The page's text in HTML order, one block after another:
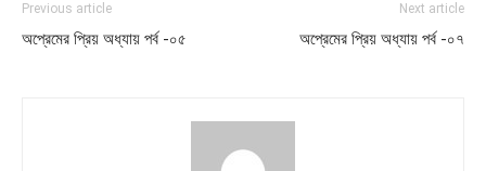
Previous article
অপ্রেমের প্রিয় অধ্যায় পর্ব -০৫
Next article
অপ্রেমের প্রিয় অধ্যায় পর্ব -০৭